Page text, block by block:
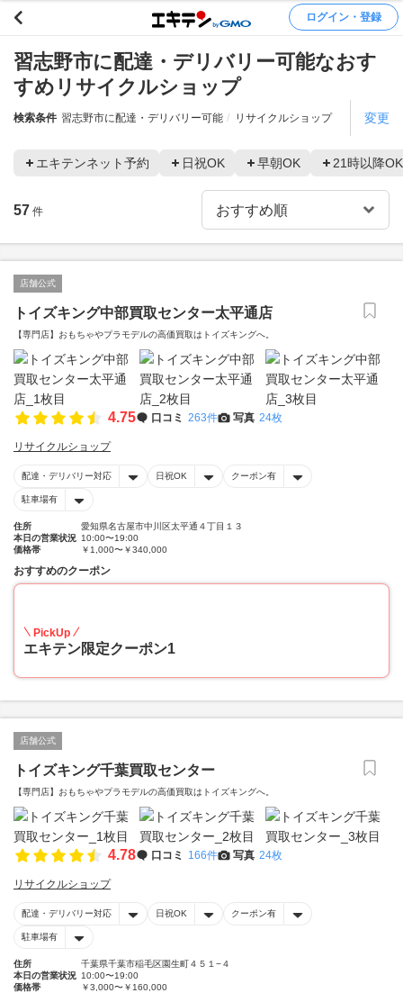
ログイン・登録
習志野市に配達・デリバリー可能なおす
すめリサイクルショップ
検索条件 習志野市に配達・デリバリー可能 リサイクルショップ 変更
エキテンネット予約 日祝OK 早朝OK 21時以降OK
57 件
店舗公式
トイズキング中部買取センター太平通店
【専門店】おもちゃやプラモデルの高価買取はトイズキングへ。‎
4.75 口コミ 263件 写真 24枚
リサイクルショップ
配達・デリバリー対応 日祝OK クーポン有
駐車場有
住所
愛知県名古屋市中川区太平通４丁目１３
本日の営業状況 10:00〜19:00
価格帯
￥1,000〜￥340,000
おすすめのクーポン
PickUp
エキテン限定クーポン1
店舗公式
トイズキング千葉買取センター
【専門店】おもちゃやプラモデルの高価買取はトイズキングへ。‎
4.78 口コミ 166件 写真 24枚
リサイクルショップ
配達・デリバリー対応 日祝OK クーポン有
駐車場有
住所
千葉県千葉市稲毛区園生町４５１−４
本日の営業状況 10:00〜19:00
価格帯
￥3,000〜￥160,000